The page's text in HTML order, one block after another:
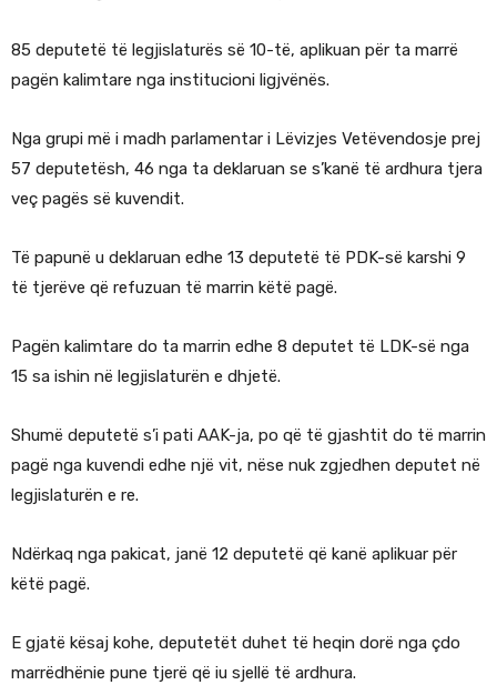
85 deputetë të legjislaturës së 10-të, aplikuan për ta marrë
pagën kalimtare nga institucioni ligjvënës.
Nga grupi më i madh parlamentar i Lëvizjes Vetëvendosje prej
57 deputetësh, 46 nga ta deklaruan se s’kanë të ardhura tjera
veç pagës së kuvendit.
Të papunë u deklaruan edhe 13 deputetë të PDK-së karshi 9
të tjerëve që refuzuan të marrin këtë pagë.
Pagën kalimtare do ta marrin edhe 8 deputet të LDK-së nga
15 sa ishin në legjislaturën e dhjetë.
Shumë deputetë s’i pati AAK-ja, po që të gjashtit do të marrin
pagë nga kuvendi edhe një vit, nëse nuk zgjedhen deputet në
legjislaturën e re.
Ndërkaq nga pakicat, janë 12 deputetë që kanë aplikuar për
këtë pagë.
E gjatë kësaj kohe, deputetët duhet të heqin dorë nga çdo
marrëdhënie pune tjerë që iu sjellë të ardhura.